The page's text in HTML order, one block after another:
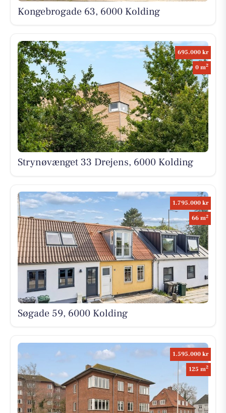
Kongebrogade 63, 6000 Kolding
695.000 kr
0 m2
Strynøvænget 33 Drejens, 6000 Kolding
1.795.000 kr
66 m2
Søgade 59, 6000 Kolding
1.595.000 kr
125 m2